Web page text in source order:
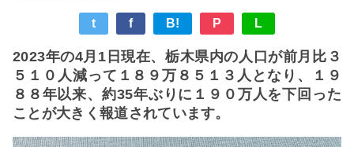
t f B! P L
2023年の4月1日現在、栃木県内の人口が前月比３
５１０人減って１８９万８５１３人となり、１９
８８年以来、約35年ぶりに１９０万人を下回った
ことが大きく報道されています。